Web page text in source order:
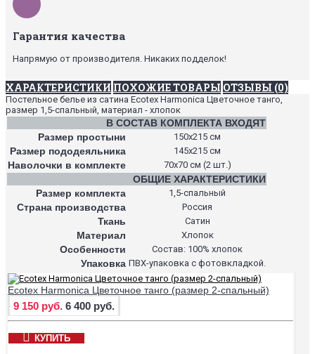
Гарантия качества
Напрямую от производителя. Никаких подделок!
ХАРАКТЕРИСТИКИ ПОХОЖИЕ ТОВАРЫ ОТЗЫВЫ (0)
Постельное белье из сатина Ecotex Harmonica Цветочное танго,
размер 1,5-спальный, материал - хлопок
В СОСТАВ КОМПЛЕКТА ВХОДЯТ
Размер простыни
150х215 см
Размер пододеяльника 145х215 см
Наволочки в комплекте 70х70 см (2 шт.)
ОБЩИЕ ХАРАКТЕРИСТИКИ
Размер комплекта
1,5-спальный
Страна производства Россия
Ткань Сатин
Материал Хлопок
Особенности Состав: 100% хлопок
Упаковка ПВХ-упаковка с фотовкладкой.
Ecotex Harmonica Цветочное танго (размер 2-спальный)
9 150 руб. 6 400 руб.
КУПИТЬ